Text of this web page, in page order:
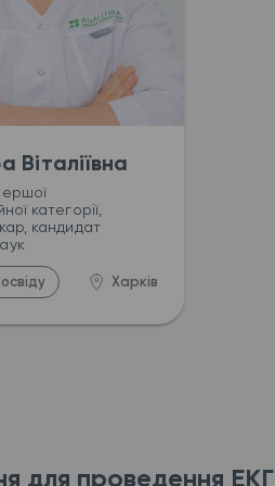
Віталіївна
категорії,
кандидат
Харків
для проведення ЕКГ